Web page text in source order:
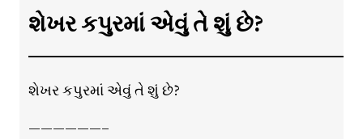
શેખર કપુરમાં એવું તે શું છે?
શેખર કપુરમાં એવું તે શું છે?
——————–